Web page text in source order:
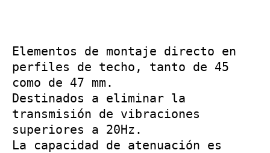
Elementos de montaje directo en
perfiles de techo, tanto de 45
como de 47 mm.
Destinados a eliminar la
transmisión de vibraciones
superiores a 20Hz.
La capacidad de atenuación es